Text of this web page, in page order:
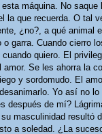
máquina. No saque
la que recuerda. O tal
¿no?, a qué animal
garra. Cuando cierro
quiero. El
Se les ahorra la
y sordomudo. El
Yo así no
después de mí?
masculinidad resultó
a soledad. ¿La